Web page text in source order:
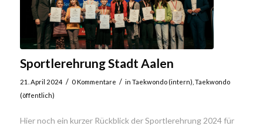
Sportlerehrung Stadt Aalen
21. April 2024 / 0 Kommentare / in Taekwondo (intern) Taekwondo
(öffentlich)
Hier noch ein kurzer Rückblick der Sportlerehrung 2024 für